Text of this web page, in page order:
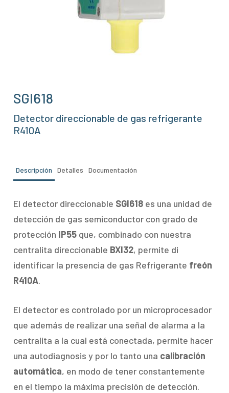
SGI618
Detector direccionable de gas refrigerante
R410A
Descripción Detalles Documentación
El detector direccionable SGI618es una unidad de
detección de gas semiconductor con grado de
protección IP55 que, combinado con nuestra
centralita direccionable BXI32, permite di
identificar la presencia de gas Refrigerante freón
R410A.
El detector es controlado por un microprocesador
que además de realizar una señal de alarma a la
centralita a la cual está conectada, permite hacer
una autodiagnosis y por lo tanto una calibración
automática, en modo de tener constantemente
en el tiempo la máxima precisión de detección.